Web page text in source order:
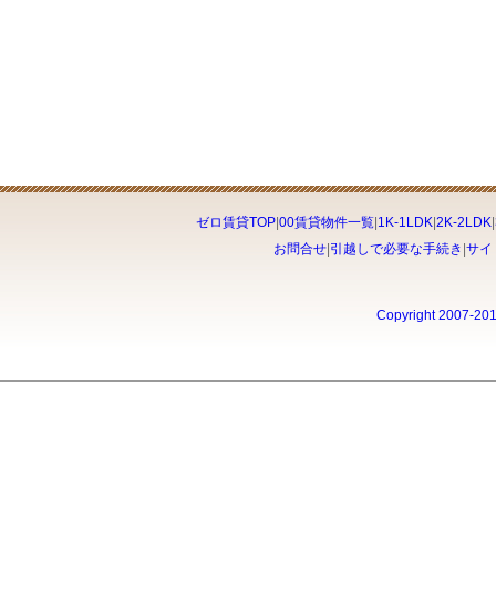
ゼロ賃貸TOP| 00賃貸物件一覧| 1K-1LDK| 2K-2LDK|
お問合せ 引越しで必要な手続き サイ
Copyright 2007-